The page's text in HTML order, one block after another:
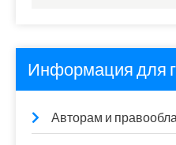
Информация для
Авторам и